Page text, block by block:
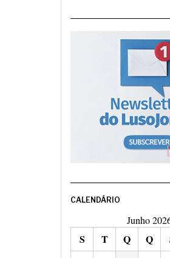
CALENDÁRIO
Junho
S T Q Q